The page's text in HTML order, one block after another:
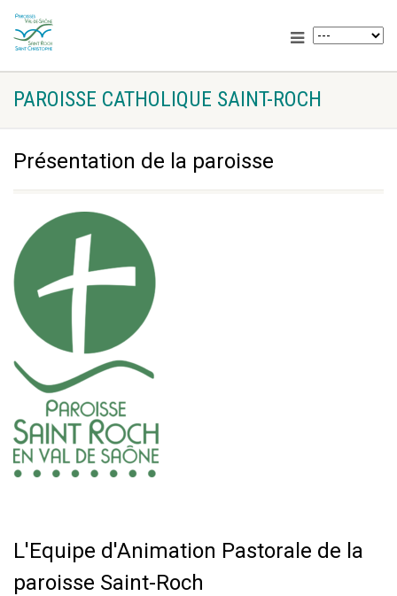
PAROISSE CATHOLIQUE SAINT-ROCH
Présentation de la paroisse
L'Equipe d'Animation Pastorale de la
paroisse Saint-Roch